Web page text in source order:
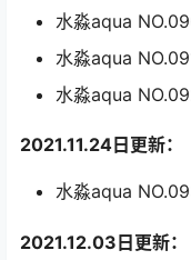
水淼aqua
水淼aqua
水淼aqua
2021.11.24日更新：
水淼aqua
2021.12.03日更新：